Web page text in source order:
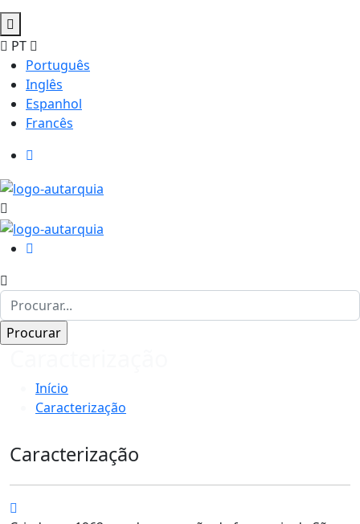
PT
Português
Inglês
Espanhol
Francês
Início
Caracterização
Caracterização